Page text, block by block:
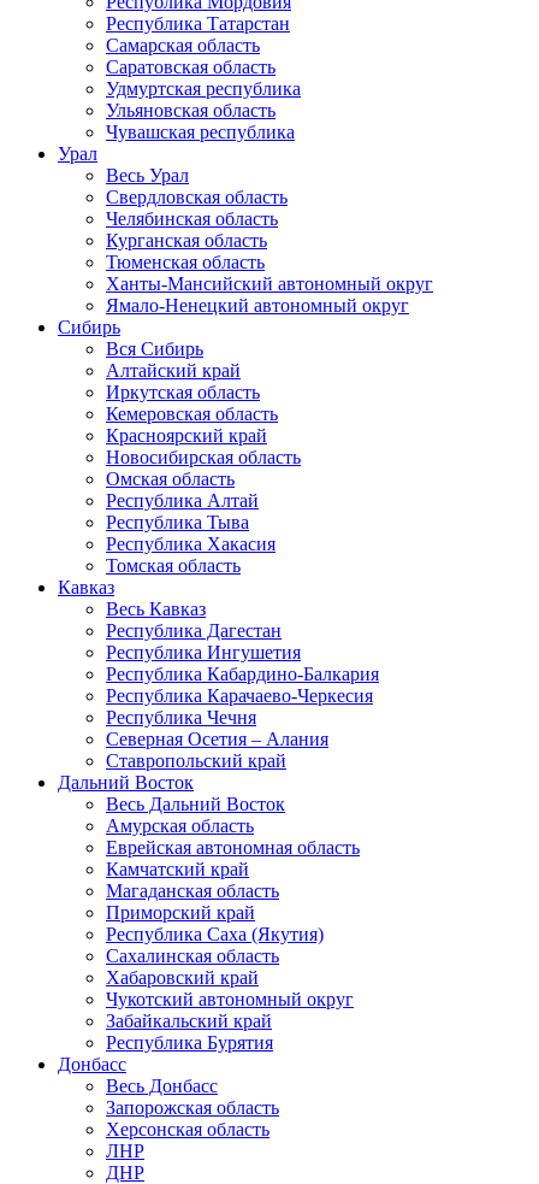
Республика Татарстан
Самарская область
Саратовская область
Удмуртская республика
Ульяновская область
Чувашская республика
Урал
Весь Урал
Свердловская область
Челябинская область
Курганская область
Тюменская область
Ханты-Мансийский автономный округ
Ямало-Ненецкий автономный округ
Сибирь
Вся Сибирь
Алтайский край
Иркутская область
Кемеровская область
Красноярский край
Новосибирская область
Омская область
Республика Алтай
Республика Тыва
Республика Хакасия
Томская область
Кавказ
Весь Кавказ
Республика Дагестан
Республика Ингушетия
Республика Кабардино-Балкария
Республика Карачаево-Черкесия
Республика Чечня
Северная Осетия – Алания
Ставропольский край
Дальний Восток
Весь Дальний Восток
Амурская область
Еврейская автономная область
Камчатский край
Магаданская область
Приморский край
Республика Саха (Якутия)
Сахалинская область
Хабаровский край
Чукотский автономный округ
Забайкальский край
Республика Бурятия
Донбасс
Весь Донбасс
Запорожская область
Херсонская область
ЛНР
ДНР